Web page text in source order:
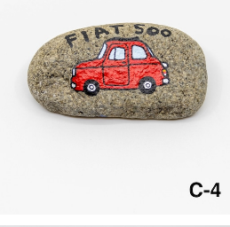
ストーンアート 【C-4】
¥1,200